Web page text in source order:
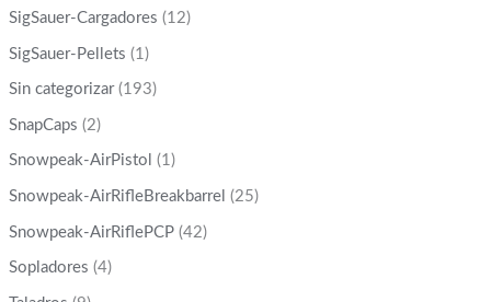
SigSauer-Cargadores (12)
SigSauer-Pellets (1)
Sin categorizar (193)
SnapCaps (2)
Snowpeak-AirPistol (1)
Snowpeak-AirRifleBreakbarrel (25)
Snowpeak-AirRiflePCP (42)
Sopladores (4)